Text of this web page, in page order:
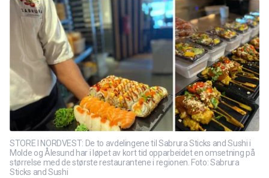
STORE I NORDVEST: De to avdelingene til Sabrura Sticks and Sushi i
Molde og Ålesund har i løpet av kort tid opparbeidet en omsetning på
størrelse med de største restaurantene i regionen. Foto: Sabrura
Sticks and Sushi